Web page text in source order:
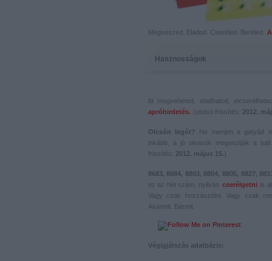
Megveszed. Eladod. Cseréled. Beréled.
Hasznosságok
Itt megveheted, eladhatod,
apróhirdetés. (utolsó frissítés: 2012.
Olcsón legót? Ne menjen a gatyád
inkább, a jó olvasók megosztják a
frissítés: 2012. május 15.)
8683, 8684, 8803, 8804, 8805, 8827, 8831
ez az hét szám, nyilván
cserélgetni
is
Vagy csak hozzászólni. Vagy csak
Akármit. Bármit.
Végigjátszás adatbázis: